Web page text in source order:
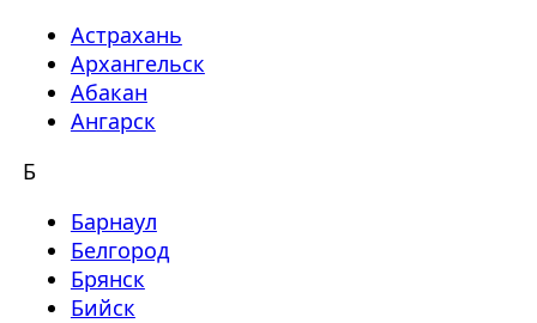
Астрахань
Архангельск
Абакан
Ангарск
Б
Барнаул
Белгород
Брянск
Бийск